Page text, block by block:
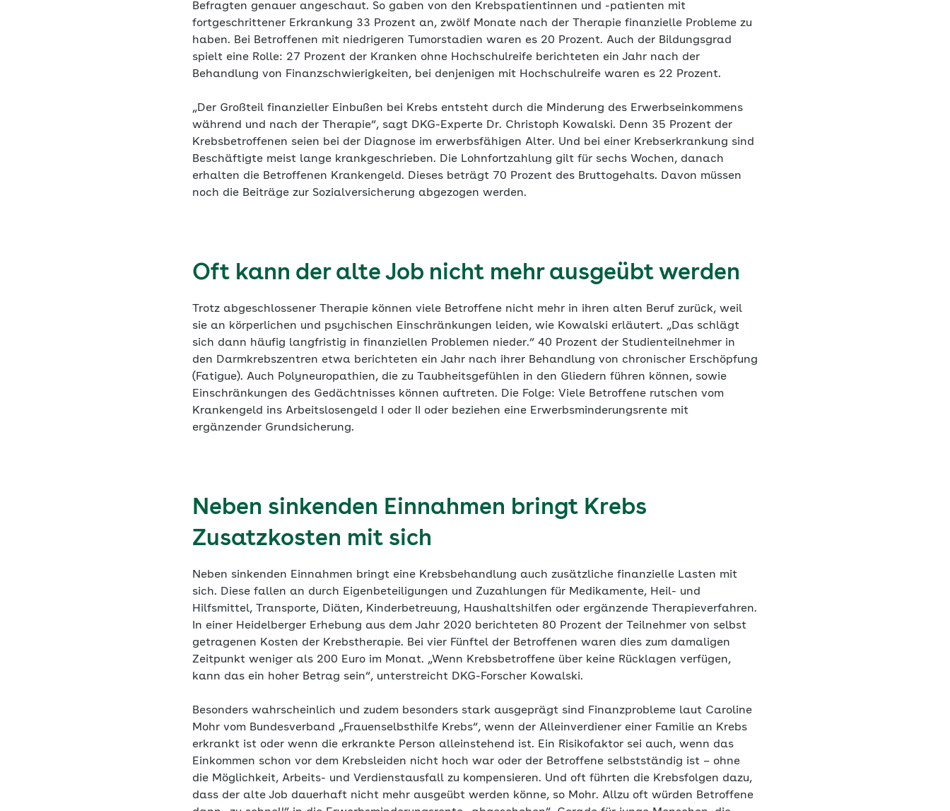
Befragten genauer angeschaut. So gaben von den Krebspatientinnen und -patienten mit
fortgeschrittener Erkrankung 33 Prozent an, zwölf Monate nach der Therapie finanzielle Probleme zu
haben. Bei Betroffenen mit niedrigeren Tumorstadien waren es 20 Prozent. Auch der Bildungsgrad
spielt eine Rolle: 27 Prozent der Kranken ohne Hochschulreife berichteten ein Jahr nach der
Behandlung von Finanzschwierigkeiten, bei denjenigen mit Hochschulreife waren es 22 Prozent.
„Der Großteil finanzieller Einbußen bei Krebs entsteht durch die Minderung des Erwerbseinkommens
während und nach der Therapie“, sagt DKG-Experte Dr. Christoph Kowalski. Denn 35 Prozent der
Krebsbetroffenen seien bei der Diagnose im erwerbsfähigen Alter. Und bei einer Krebserkrankung sind
Beschäftigte meist lange krankgeschrieben. Die Lohnfortzahlung gilt für sechs Wochen, danach
erhalten die Betroffenen Krankengeld. Dieses beträgt 70 Prozent des Bruttogehalts. Davon müssen
noch die Beiträge zur Sozialversicherung abgezogen werden.
Oft kann der alte Job nicht mehr ausgeübt werden
Trotz abgeschlossener Therapie können viele Betroffene nicht mehr in ihren alten Beruf zurück, weil
sie an körperlichen und psychischen Einschränkungen leiden, wie Kowalski erläutert. „Das schlägt
sich dann häufig langfristig in finanziellen Problemen nieder.“ 40 Prozent der Studienteilnehmer in
den Darmkrebszentren etwa berichteten ein Jahr nach ihrer Behandlung von chronischer Erschöpfung
(Fatigue). Auch Polyneuropathien, die zu Taubheitsgefühlen in den Gliedern führen können, sowie
Einschränkungen des Gedächtnisses können auftreten. Die Folge: Viele Betroffene rutschen vom
Krankengeld ins Arbeitslosengeld I oder II oder beziehen eine Erwerbsminderungsrente mit
ergänzender Grundsicherung.
Neben sinkenden Einnahmen bringt Krebs
Zusatzkosten mit sich
Neben sinkenden Einnahmen bringt eine Krebsbehandlung auch zusätzliche finanzielle Lasten mit
sich. Diese fallen an durch Eigenbeteiligungen und Zuzahlungen für Medikamente, Heil- und
Hilfsmittel, Transporte, Diäten, Kinderbetreuung, Haushaltshilfen oder ergänzende Therapieverfahren.
In einer Heidelberger Erhebung aus dem Jahr 2020 berichteten 80 Prozent der Teilnehmer von selbst
getragenen Kosten der Krebstherapie. Bei vier Fünftel der Betroffenen waren dies zum damaligen
Zeitpunkt weniger als 200 Euro im Monat. „Wenn Krebsbetroffene über keine Rücklagen verfügen,
kann das ein hoher Betrag sein“, unterstreicht DKG-Forscher Kowalski.
Besonders wahrscheinlich und zudem besonders stark ausgeprägt sind Finanzprobleme laut Caroline
Mohr vom Bundesverband „Frauenselbsthilfe Krebs“, wenn der Alleinverdiener einer Familie an Krebs
erkrankt ist oder wenn die erkrankte Person alleinstehend ist. Ein Risikofaktor sei auch, wenn das
Einkommen schon vor dem Krebsleiden nicht hoch war oder der Betroffene selbstständig ist – ohne
die Möglichkeit, Arbeits- und Verdienstausfall zu kompensieren. Und oft führten die Krebsfolgen dazu,
dass der alte Job dauerhaft nicht mehr ausgeübt werden könne, so Mohr. Allzu oft würden Betroffene